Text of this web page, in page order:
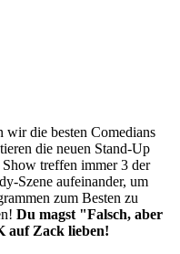
wir die besten Comedians
die neuen Stand-Up
treffen immer 3 der
Szene aufeinander, um
zum Besten zu
Du magst "Falsch, aber
auf Zack lieben!